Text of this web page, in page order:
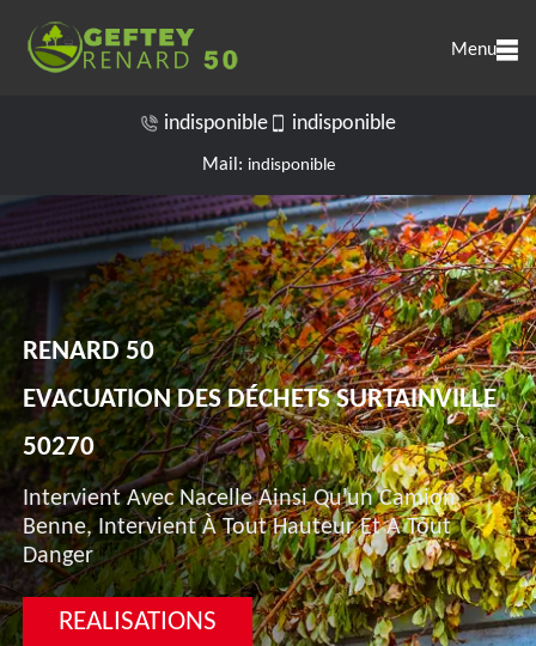
Menu
indisponible indisponible
Mail: indisponible
RENARD 50
EVACUATION DES DÉCHETS SURTAINVILLE
50270
Intervient Avec Nacelle Ainsi Qu'un Camion
Benne, Intervient À Tout Hauteur Et A Tout
Danger
REALISATIONS